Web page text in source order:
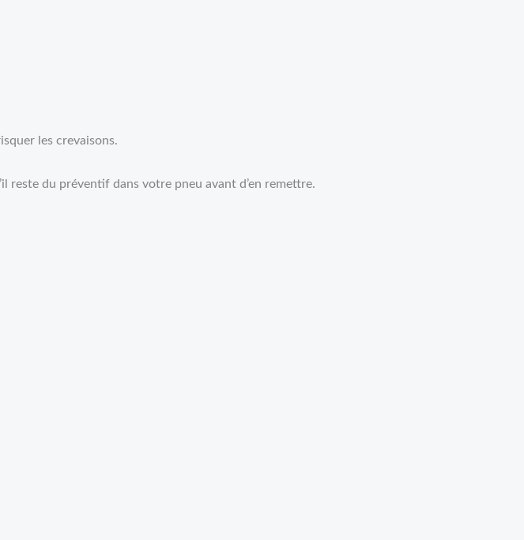
les crevaisons.
reste du préventif dans votre pneu avant d’en remettre.